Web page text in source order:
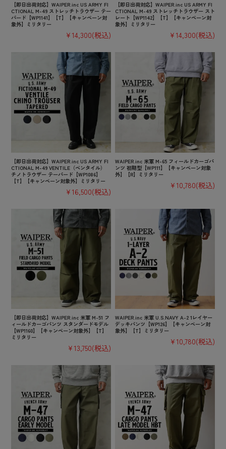
【即日出荷対応】WAIPER.inc US ARMY FI
CTIONAL M-49 ストレッチトラウザー テー
パード【WP1141】【T】【キャンペーン対
象外】ミリタリー
¥14,300(税込)
【即日出荷対応】WAIPER.inc US ARMY FI
CTIONAL M-49 ストレッチトラウザー スト
レート【WP1142】【T】【キャンペーン対
象外】ミリタリー
¥14,300(税込)
【即日出荷対応】WAIPER.inc US ARMY FI
CTIONAL M-49 VENTILE（ベンタイル）
チノトラウザー テーパード【WP1086】
【T】【キャンペーン対象外】ミリタリー
¥16,500(税込)
WAIPER.inc 米軍 M-65 フィールドカーゴパ
ンツ 初期型【WP111】【キャンペーン対象
外】【R】ミリタリー
¥10,780(税込)
【即日出荷対応】WAIPER.inc 米軍 M-51 フ
ィールドカーゴパンツ スタンダードモデル
【WP1160】【キャンペーン対象外】【T】
ミリタリー
¥13,750(税込)
WAIPER.inc 米軍 U.S.NAVY A-2 1レイヤー
デッキパンツ【WP126】【キャンペーン対
象外】【T】ミリタリー
¥10,780(税込)